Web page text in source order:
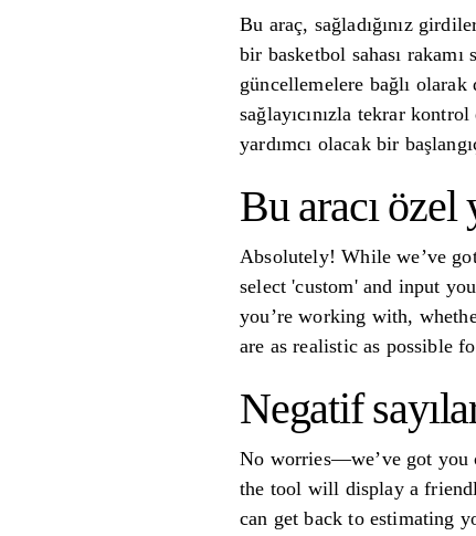
Bu araç, sağladığınız
bir basketbol sahası
güncellemelere bağlı
sağlayıcınızla tekrar
yardımcı olacak bir
Bu aracı
Absolutely! While we’ve
select 'custom' and input
you’re working with,
are as realistic as possible
Negatif
No worries—we’ve got you
the tool will display a
can get back to estimating